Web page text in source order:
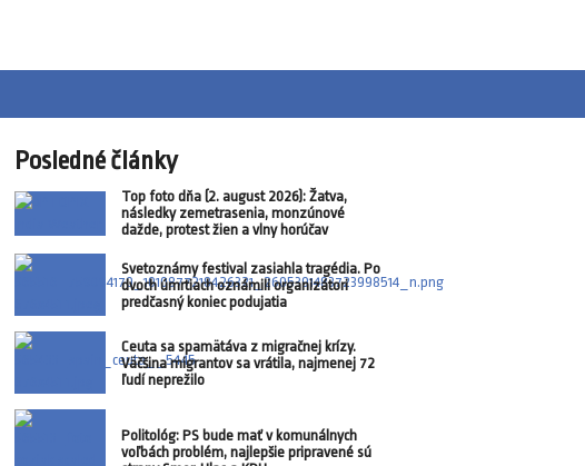
Posledné články
Top foto dňa (2. august 2026): Žatva,
následky zemetrasenia, monzúnové
dažde, protest žien a vlny horúčav
Svetoznámy festival zasiahla tragédia. Po
dvoch úmrtiach oznámili organizátori
predčasný koniec podujatia
Ceuta sa spamätáva z migračnej krízy.
Väčšina migrantov sa vrátila, najmenej 72
ľudí neprežilo
Politológ: PS bude mať v komunálnych
voľbách problém, najlepšie pripravené sú